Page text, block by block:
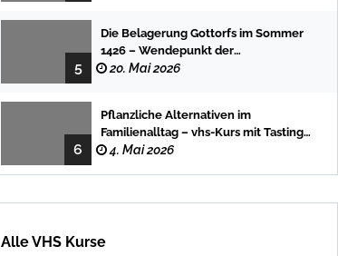
5
Die Belagerung Gottorfs im Sommer
1426 – Wendepunkt der
Landesgeschichte
20. Mai 2026
6
Pflanzliche Alternativen im
Familienalltag – vhs-Kurs mit Tasting
und einfachen DIY-Rezepten
4. Mai 2026
Alle VHS Kurse